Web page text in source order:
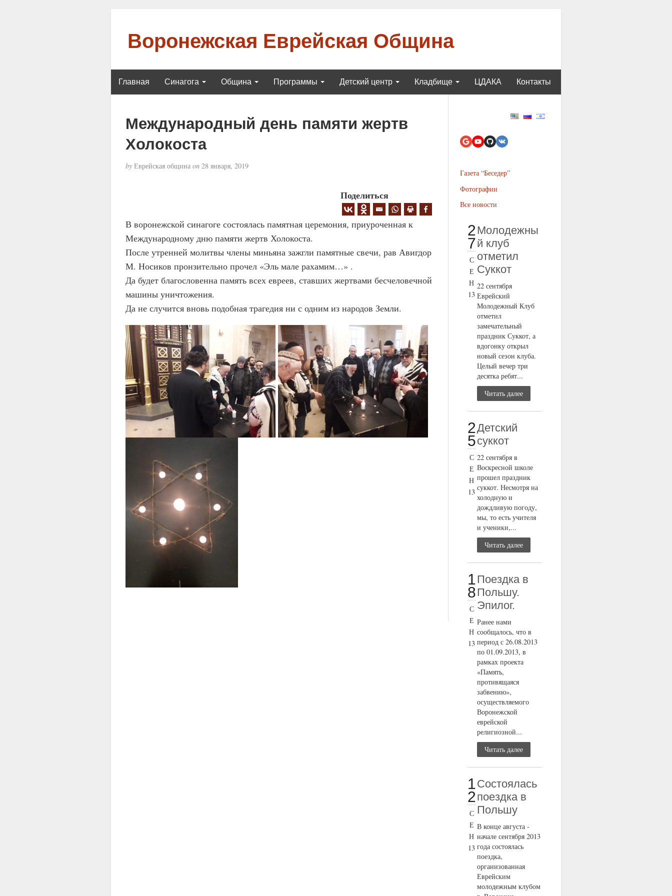
Воронежская Еврейская Община
Главная Синагога Община Программы Детский центр Кладбище ЦДАКА Контакты
Международный день памяти жертв
Холокоста
byЕврейская община on28 января, 2019
Поделиться
В воронежской синагоге состоялась памятная церемония, приуроченная к
Международному дню памяти жертв Холокоста.
После утренней молитвы члены миньяна зажгли памятные свечи, рав Авигдор
М. Носиков пронзительно прочел «Эль мале рахамим…» .
Да будет благословенна память всех евреев, ставших жертвами бесчеловечной
машины уничтожения.
Да не случится вновь подобная трагедия ни с одним из народов Земли.
Газета “Беседер”
Фотографии
Все новости
2
7
С
Е
Н
13
Молодежны
й клуб
отметил
Суккот
22 сентября
Еврейский
Молодежный Клуб
отметил
замечательный
праздник Суккот, а
вдогонку открыл
новый сезон клуба.
Целый вечер три
десятка ребят...
Читать далее
2
5
С
Е
Н
13
Детский
суккот
22 сентября в
Воскресной школе
прошел праздник
суккот. Несмотря на
холодную и
дождливую погоду,
мы, то есть учителя
и ученики,...
Читать далее
1
8
С
Е
Н
13
Поездка в
Польшу.
Эпилог.
Ранее нами
сообщалось, что в
период с 26.08.2013
по 01.09.2013, в
рамках проекта
«Память,
противящаяся
забвению»,
осуществляемого
Воронежской
еврейской
религиозной...
Читать далее
1
2
С
Е
Н
13
Состоялась
поездка в
Польшу
В конце августа -
начале сентября 2013
года состоялась
поездка,
организованная
Еврейским
молодежным клубом